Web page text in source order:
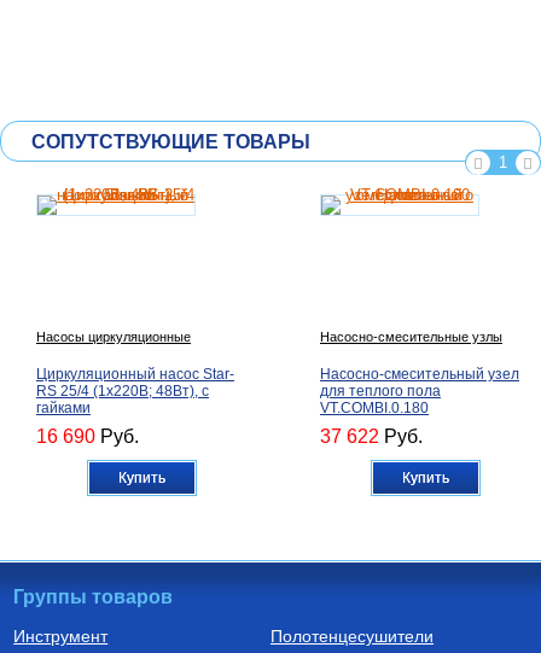
СОПУТСТВУЮЩИЕ ТОВАРЫ
1
Насосы циркуляционные
Циркуляционный насос Star-
RS 25/4 (1х220В; 48Вт), с
гайками
16 690 Руб.
Купить
Насосно-смесительные узлы
Насосно-смесительный узел
для теплого пола
VT.COMBI.0.180
37 622 Руб.
Купить
Группы товаров
Инструмент
Полотенцесушители